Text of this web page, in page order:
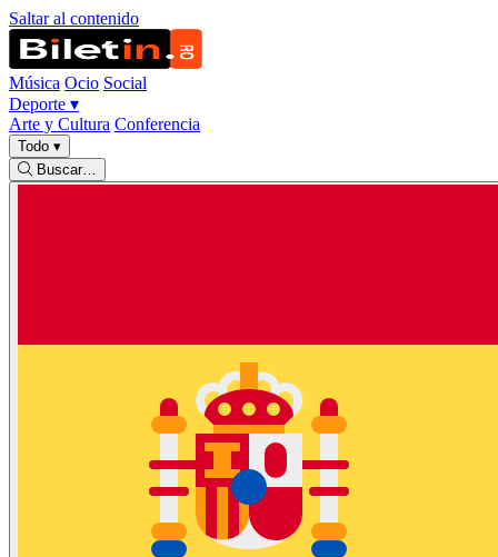
Saltar al contenido
Música Ocio Social
Deporte ▾
Arte y Cultura Conferencia
Todo ▾
Buscar…